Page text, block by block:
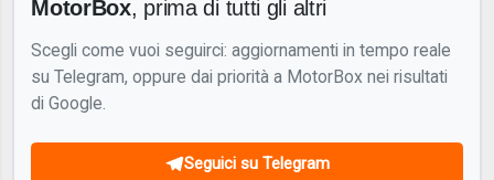
MotorBox, prima di tutti gli altri
Scegli come vuoi seguirci: aggiornamenti in tempo reale
su Telegram, oppure dai priorità a MotorBox nei risultati
di Google.
Seguici su Telegram